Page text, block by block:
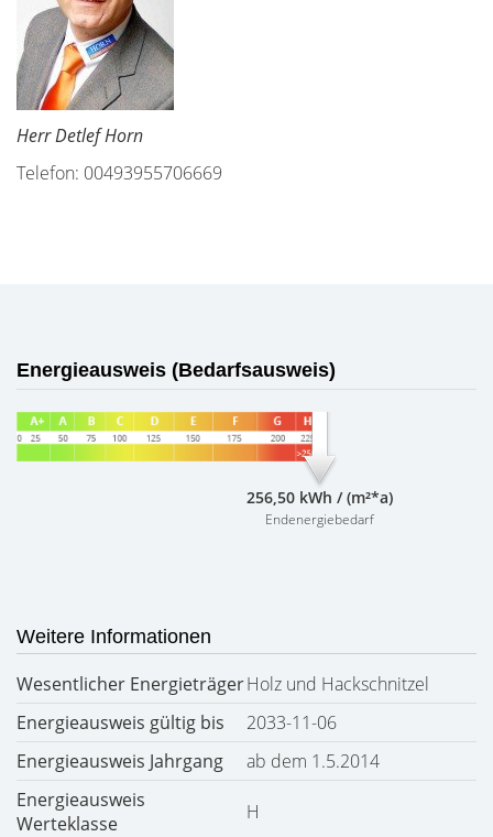
Herr Detlef Horn
Telefon: 00493955706669
Energieausweis (Bedarfsausweis)
256,50 kWh / (m²*a)
Endenergiebedarf
Weitere Informationen
Wesentlicher EnergieträgerHolz und Hackschnitzel
Energieausweis gültig bis
2033-11-06
Energieausweis Jahrgang
ab dem 1.5.2014
Energieausweis
Werteklasse
H